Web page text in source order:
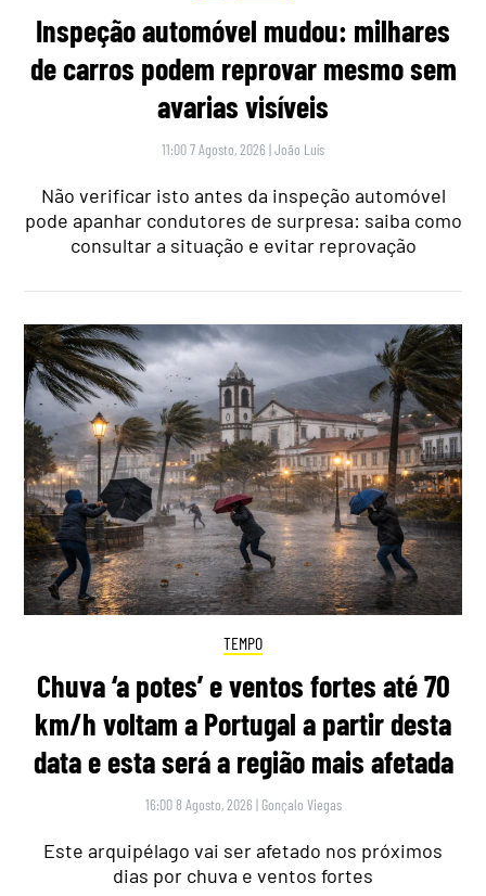
Inspeção automóvel mudou: milhares
de carros podem reprovar mesmo sem
avarias visíveis
11:00 7 Agosto, 2026 |João Luís
Não verificar isto antes da inspeção automóvel
pode apanhar condutores de surpresa: saiba como
consultar a situação e evitar reprovação
TEMPO
Chuva ‘a potes’ e ventos fortes até 70
km/h voltam a Portugal a partir desta
data e esta será a região mais afetada
16:00 8 Agosto, 2026 | Gonçalo Viegas
Este arquipélago vai ser afetado nos próximos
dias por chuva e ventos fortes